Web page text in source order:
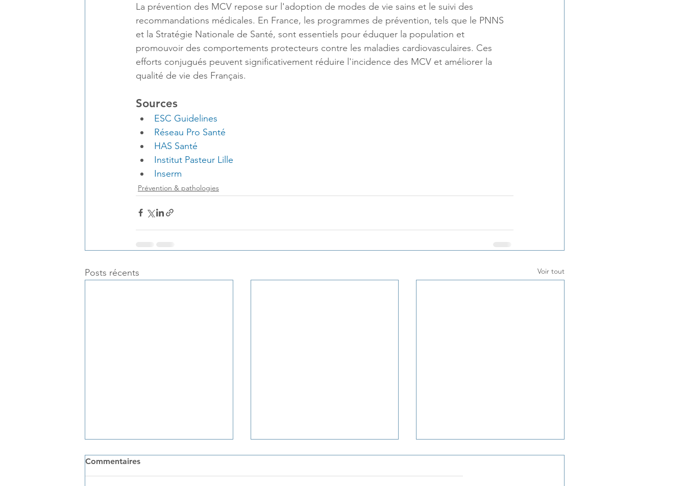
La prévention des MCV repose sur l'adoption de modes de vie sains et le suivi des
recommandations médicales. En France, les programmes de prévention, tels que le PNNS
et la Stratégie Nationale de Santé, sont essentiels pour éduquer la population et
promouvoir des comportements protecteurs contre les maladies cardiovasculaires. Ces
efforts conjugués peuvent significativement réduire l'incidence des MCV et améliorer la
qualité de vie des Français.
Sources
ESC Guidelines
Réseau Pro Santé
HAS Santé
Institut Pasteur Lille
Inserm
Prévention & pathologies
Posts récents Voir tout
Commentaires